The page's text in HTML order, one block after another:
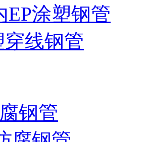
EP涂塑钢管
线钢管
钢管